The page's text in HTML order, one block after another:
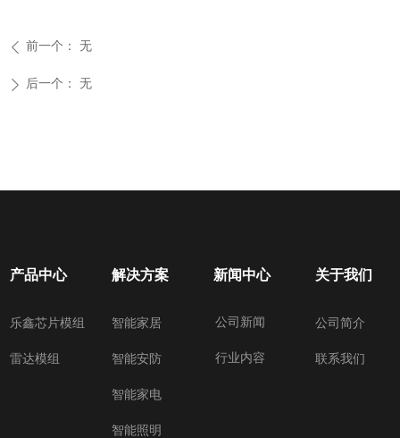
ꄴ 前一个： 无
ꄲ 后一个： 无
产品中心
乐鑫芯片模组
雷达模组
解决方案
智能家居
智能安防
智能家电
智能照明
新闻中心
公司新闻
行业内容
关于我们
公司简介
联系我们